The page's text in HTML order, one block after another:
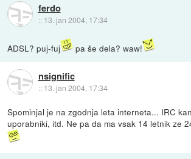
ferdo
:: 13. jan 2004, 17:34
ADSL? puj-fuj pa še dela? waw!
nsignific
:: 13. jan 2004, 17:34
Spominjal je na zgodnja leta interneta... IRC
uporabniki, itd. Ne pa da ma vsak 14 letnik ze